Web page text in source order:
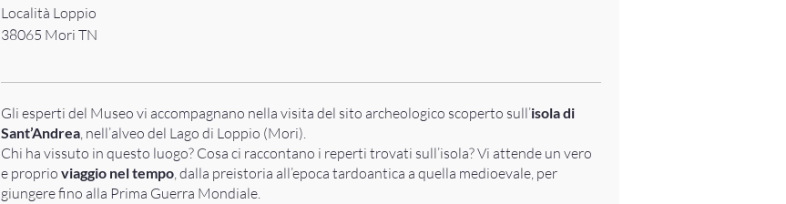
Località Loppio
38065 Mori TN
Gli esperti del Museo vi accompagnano nella visita del sito archeologico scoperto sull’isola di
Sant’Andrea , nell’alveo del Lago di Loppio (Mori).
Chi ha vissuto in questo luogo? Cosa ci raccontano i reperti trovati sull’isola? Vi attende un vero
e proprio viaggio nel tempo , dalla preistoria all’epoca tardoantica a quella medioevale, per
giungere fino alla Prima Guerra Mondiale.